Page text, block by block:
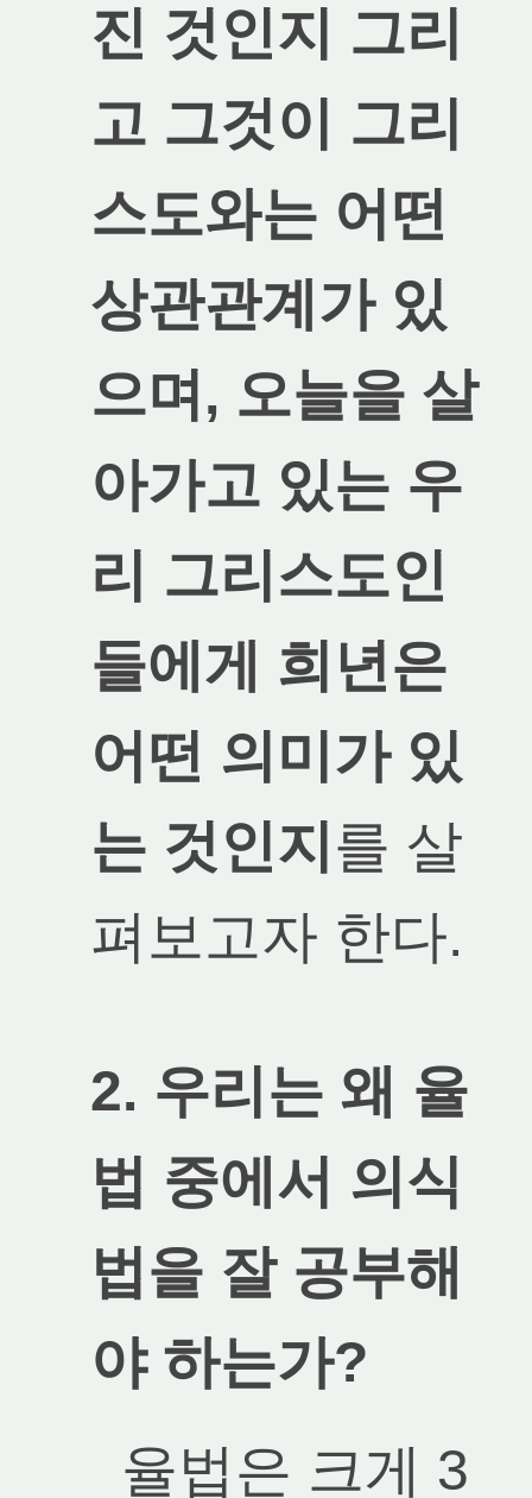
진 것인지 그리
고 그것이 그리
스도와는 어떤
상관관계가 있
으며, 오늘을 살
아가고 있는 우
리 그리스도인
들에게 희년은
어떤 의미가 있
는 것인지를 살
펴보고자 한다.
2. 우리는 왜 율
법 중에서 의식
법을 잘 공부해
야 하는가?
율법은 크게 3